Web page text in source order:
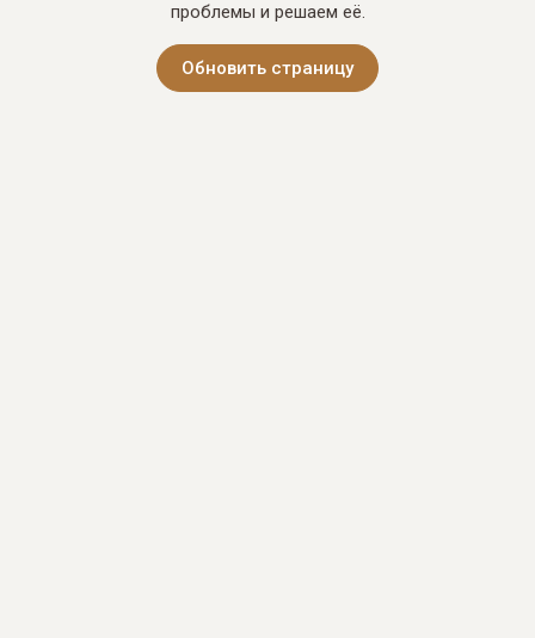
проблемы и решаем её.
Обновить страницу